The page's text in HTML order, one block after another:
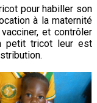
pour habiller son
à la maternité
et contrôler
petit tricot leur est